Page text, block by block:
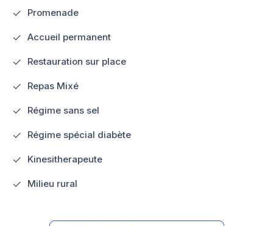
Promenade
Accueil permanent
Restauration sur place
Repas Mixé
Régime sans sel
Régime spécial diabète
Kinesitherapeute
Milieu rural